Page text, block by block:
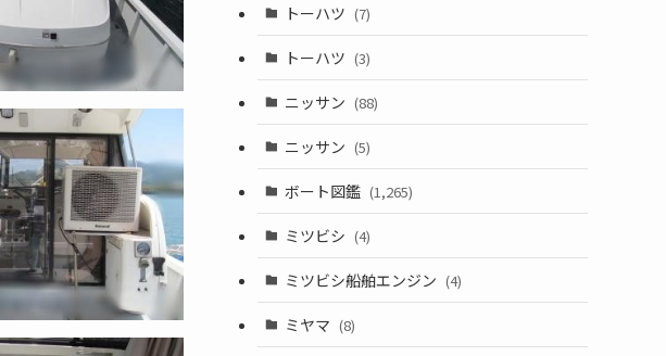
トーハツ (7)
トーハツ (3)
ニッサン (88)
ニッサン (5)
ボート図鑑 (1,265)
ミツビシ (4)
ミツビシ船舶エンジン (4)
ミヤマ (8)